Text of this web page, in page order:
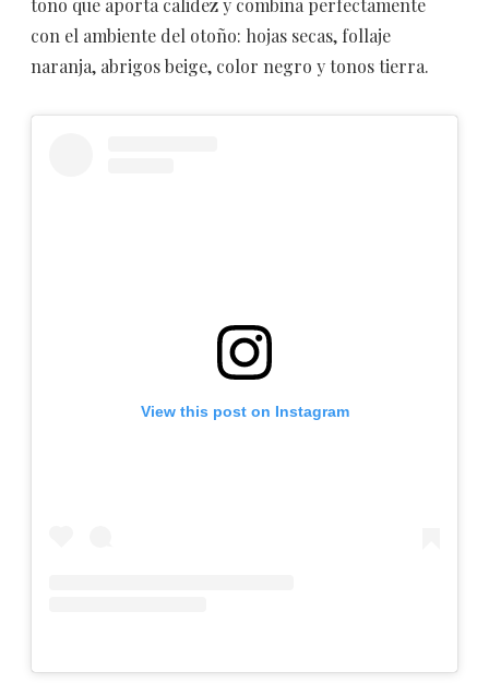
tono que aporta calidez y combina perfectamente
con el ambiente del otoño: hojas secas, follaje
naranja, abrigos beige, color negro y tonos tierra.
View this post on Instagram